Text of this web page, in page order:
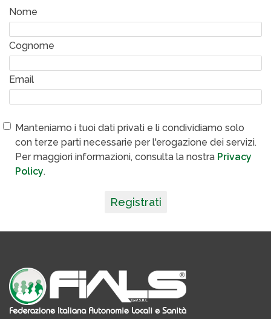
Nome
Cognome
Email
Manteniamo i tuoi dati privati e li condividiamo solo
con terze parti necessarie per l'erogazione dei servizi.
Per maggiori informazioni, consulta la nostra Privacy
Policy.
Registrati